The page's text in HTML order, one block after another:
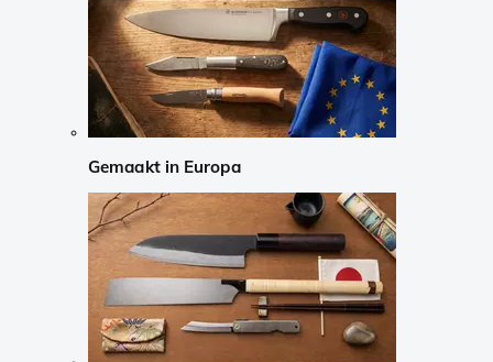
Gemaakt in Europa